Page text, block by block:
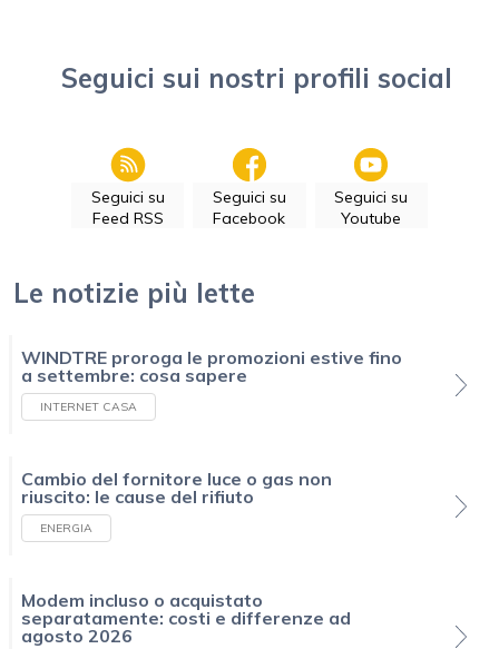
Seguici sui nostri profili social
Seguici su
Feed RSS
Seguici su
Facebook
Seguici su
Youtube
Le notizie più lette
WINDTRE proroga le promozioni estive fino
a settembre: cosa sapere
INTERNET CASA
Cambio del fornitore luce o gas non
riuscito: le cause del rifiuto
ENERGIA
Modem incluso o acquistato
separatamente: costi e differenze ad
agosto 2026